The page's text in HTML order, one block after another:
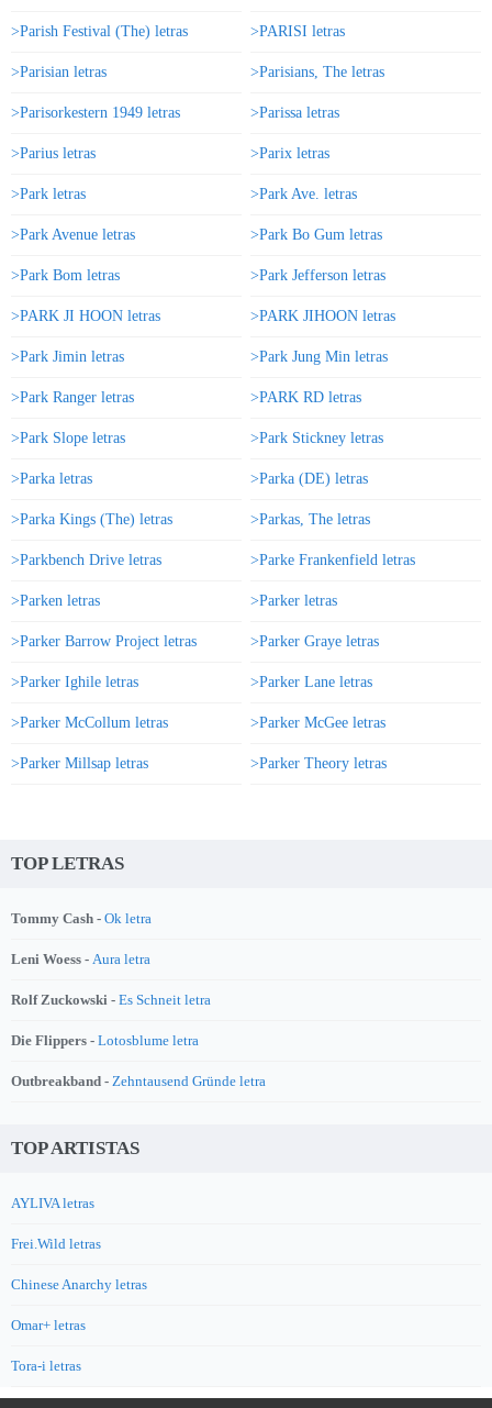
>Parish Festival (The) letras >PARISI letras
>Parisian letras >Parisians, The letras
>Parisorkestern 1949 letras >Parissa letras
>Parius letras >Parix letras
>Park letras >Park Ave. letras
>Park Avenue letras >Park Bo Gum letras
>Park Bom letras >Park Jefferson letras
>PARK JI HOON letras >PARK JIHOON letras
>Park Jimin letras >Park Jung Min letras
>Park Ranger letras >PARK RD letras
>Park Slope letras >Park Stickney letras
>Parka letras >Parka (DE) letras
>Parka Kings (The) letras >Parkas, The letras
>Parkbench Drive letras >Parke Frankenfield letras
>Parken letras >Parker letras
>Parker Barrow Project letras >Parker Graye letras
>Parker Ighile letras >Parker Lane letras
>Parker McCollum letras >Parker McGee letras
>Parker Millsap letras >Parker Theory letras
TOP LETRAS
Tommy Cash - Ok letra
Leni Woess - Aura letra
Rolf Zuckowski - Es Schneit letra
Die Flippers - Lotosblume letra
Outbreakband - Zehntausend Gründe letra
TOP ARTISTAS
AYLIVA letras
Frei.Wild letras
Chinese Anarchy letras
Omar+ letras
Tora-i letras